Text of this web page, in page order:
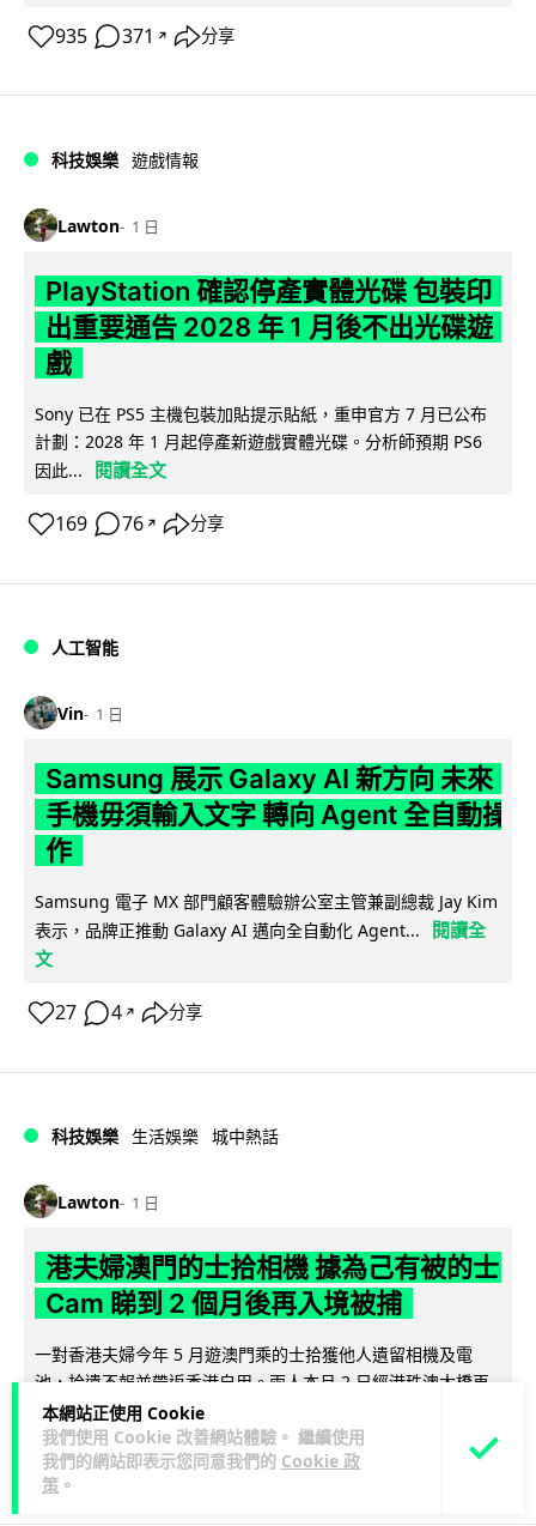
本網站正使用 Cookie
我們使用 Cookie 改善網站體驗。 繼續使用
我們的網站即表示您同意我們的 Cookie 政
策 。
935 371 ↗ 分享
科技娛樂 遊戲情報
Lawton 1 日
PlayStation 確認停產實體光碟 包裝印
出重要通告 2028 年 1 月後不出光碟遊
戲
Sony 已在 PS5 主機包裝加貼提示貼紙，重申官方 7 月已公布
計劃：2028 年 1 月起停產新遊戲實體光碟。分析師預期 PS6
因此...
閱讀全文
169 76 ↗ 分享
人工智能
Vin 1 日
Samsung 展示 Galaxy AI 新方向 未來
手機毋須輸入文字 轉向 Agent 全自動操
作
Samsung 電子 MX 部門顧客體驗辦公室主管兼副總裁 Jay Kim
表示，品牌正推動 Galaxy AI 邁向全自動化 Agent...
閱讀全
文
27 4 ↗ 分享
科技娛樂 生活娛樂 城中熱話
Lawton 1 日
港夫婦澳門的士拾相機 據為己有被的士
Cam 睇到 2 個月後再入境被捕
一對香港夫婦今年 5 月遊澳門乘的士拾獲他人遺留相機及電
池，拾遺不報並帶返香港自用。兩人本月 2 日經港珠澳大橋再
次入境澳門時，被治安警察局...
532 75 ↗ 分享